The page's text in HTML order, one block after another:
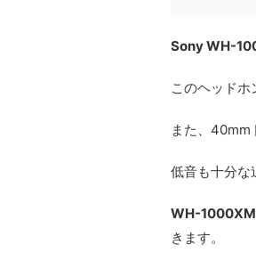
Sony WH-
このヘッドホ
また、40mm
低音も十分な
WH-
きます。